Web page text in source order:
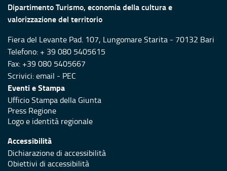
Dipartimento Turismo, economia della cultura e
valorizzazione del territorio
Fiera del Levante Pad. 107, Lungomare Starita - 70132 Bari
Telefono: + 39 080 5405615
Fax: +39 080 5405667
Scrivici:email - PEC
Eventi e Stampa
Ufficio Stampa della Giunta
Press Regione
Logo e identità regionale
Accessibilità
Dichiarazione di accessibilità
Obiettivi di accessibilità